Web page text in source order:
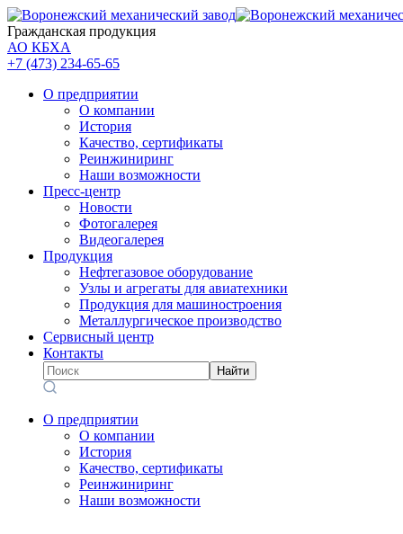
Гражданская продукция
АО КБХА
+7 (473) 234-65-65
О предприятии
О компании
История
Качество, сертификаты
Реинжиниринг
Наши возможности
Пресс-центр
Новости
Фотогалерея
Видеогалерея
Продукция
Нефтегазовое оборудование
Узлы и агрегаты для авиатехники
Продукция для машиностроения
Металлургическое производство
Сервисный центр
Контакты
Найти
О предприятии
О компании
История
Качество, сертификаты
Реинжиниринг
Наши возможности